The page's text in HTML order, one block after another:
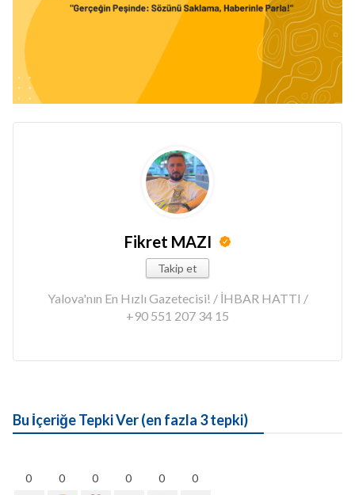
Fikret MAZI
Takip et
Yalova'nın En Hızlı Gazetecisi! / İHBAR HATTI /
+90 551 207 34 15
Bu İçeriğe Tepki Ver (en fazla 3 tepki)
0 0 0 0 0 0